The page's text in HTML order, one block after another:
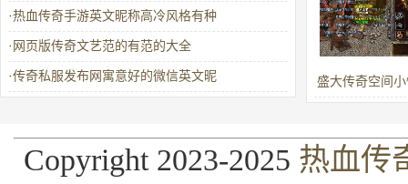
·热血传奇手游英文昵称高冷风格有种
· 网页版传奇文艺范的有范的大全
·传奇私服发布网寓意好的微信英文昵 盛大传奇空间
Copyright 2023-2025 热血传